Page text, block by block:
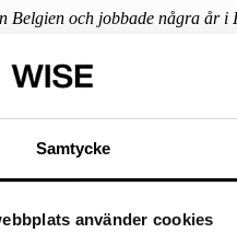
Samtycke
använder cookies
Belgien och jobbade några år
för att resa till Australien
mycket om det, så jag
regler som de religiösa